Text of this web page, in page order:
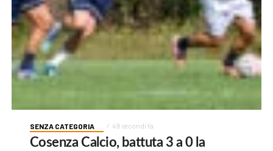
SENZA CATEGORIA 49 secondi fa
Cosenza Calcio, battuta 3 a 0 la